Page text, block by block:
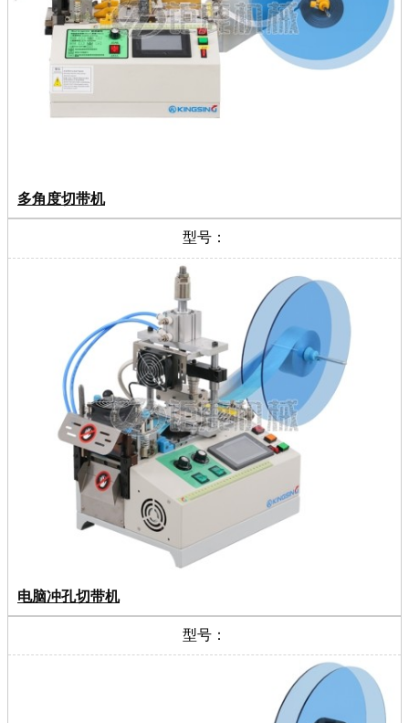
多角度切带机
型号：
电脑冲孔切带机
型号：